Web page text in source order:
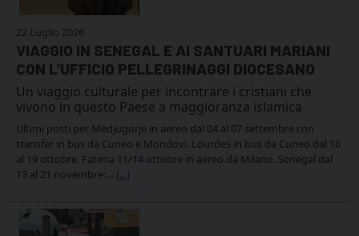
22 Luglio 2026
VIAGGIO IN SENEGAL E AI SANTUARI MARIANI
CON L’UFFICIO PELLEGRINAGGI DIOCESANO
Un viaggio culturale per incontrare i cristiani che
vivono in questo Paese a maggioranza islamica
Ultimi posti per Medjugorje in aereo dal 04 al 07 settembre con
transfer in bus da Cuneo e Mondovì. Lourdes in bus da Cuneo dal 16
al 19 ottobre. Fatima 11/14 ottobre in aereo da Milano. Senegal dal
13 al 21 novembre:… [...]